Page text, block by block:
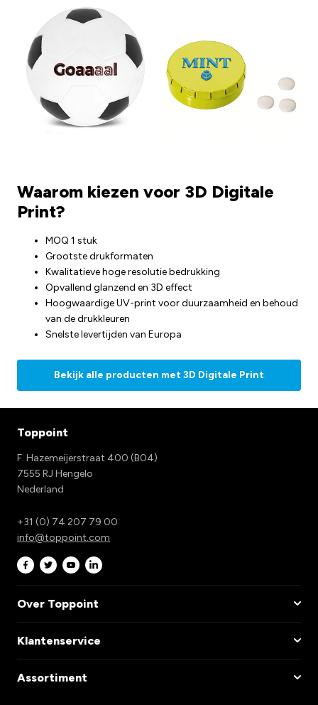
Waarom kiezen voor 3D Digitale
Print?
MOQ 1 stuk
Grootste drukformaten
Kwalitatieve hoge resolutie bedrukking
Opvallend glanzend en 3D effect
Hoogwaardige UV-print voor duurzaamheid en behoud
van de drukkleuren
Snelste levertijden van Europa
Bekijk alle producten met 3D Digitale Print
Toppoint
F. Hazemeijerstraat 400 (B04)
7555 RJ Hengelo
Nederland
+31 (0) 74 207 79 00
info@toppoint.com
Over Toppoint
Klantenservice
Assortiment